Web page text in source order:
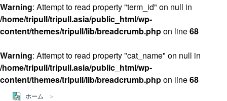
TRIPULLブログ
About
私たちについて
Warning: Attempt to read property "term_id" on null in
/home/tripull/tripull.asia/public_html/wp-
content/themes/tripull/lib/breadcrumb.phpon line68
Warning: Attempt to read property "cat_name" on null in
/home/tripull/tripull.asia/public_html/wp-
content/themes/tripull/lib/breadcrumb.phpon line68
ホーム